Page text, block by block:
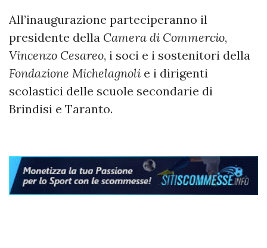
All’inaugurazione parteciperanno il
presidente della Camera di Commercio,
Vincenzo Cesareo, i soci e i sostenitori della
Fondazione Michelagnoli e i dirigenti
scolastici delle scuole secondarie di
Brindisi e Taranto.